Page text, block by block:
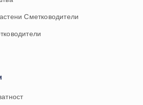
Сметководители